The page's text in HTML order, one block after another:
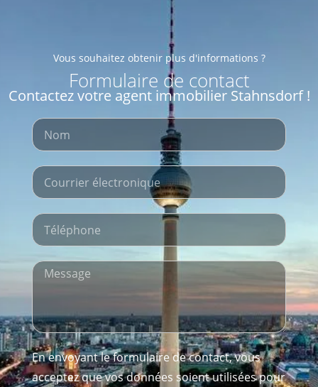
Vous souhaitez obtenir plus d'informations ?
Formulaire de contact
Contactez votre agent immobilier Stahnsdorf !
En envoyant le formulaire de contact, vous
acceptez que vos données soient utilisées pour